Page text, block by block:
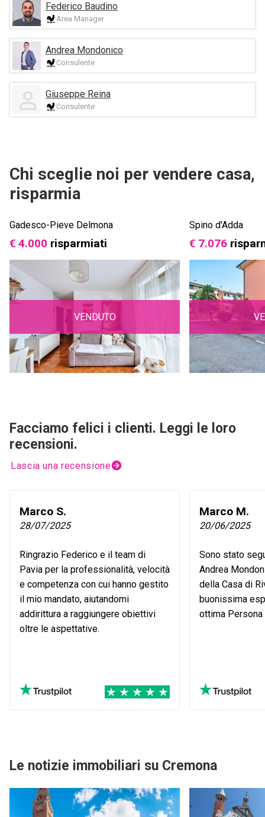
Federico Baudino
Area Manager
Andrea Mondonico
Consulente
Giuseppe Reina
Consulente
Chi sceglie noi per vendere casa,
risparmia
Gadesco-Pieve Delmona
€ 4.000 risparmiati
VENDUTO
Spino d'Adda
€ 7.076
Facciamo felici i clienti. Leggi le loro
recensioni.
Lascia una recensione
Marco S.
28/07/2025
Ringrazio Federico e il team di
Pavia per la professionalità, velocità
e competenza con cui hanno gestito
il mio mandato, aiutandomi
addirittura a raggiungere obiettivi
oltre le aspettative.
Marco M.
20/06/2025
Sono stato
Andrea
della Casa di
buonissima
ottima Persona
Le notizie immobiliari su Cremona